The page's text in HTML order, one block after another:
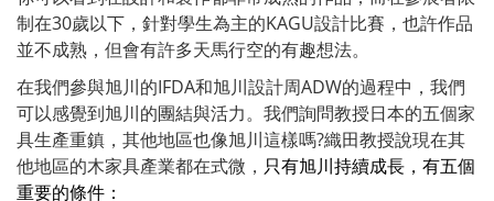
制在30歲以下，針對學生為主的KAGU設計比賽，也許作品
並不成熟，但會有許多天馬行空的有趣想法。
在我們參與旭川的IFDA和旭川設計周ADW的過程中，我們
可以感覺到旭川的團結與活力。我們詢問教授日本的五個家
具生產重鎮，其他地區也像旭川這樣嗎?織田教授說現在其
他地區的木家具產業都在式微， 只有旭川持續成長，有五個
重要的條件：